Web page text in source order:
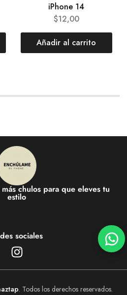
iPhone 14
$12,00
Añadir al carrito
chulos para que eleves tu
estilo
sociales
. Todos los derechos reservados.